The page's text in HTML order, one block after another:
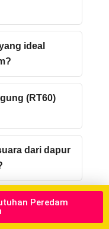
ideal
(RT60)
dari dapur
gantungPeredam